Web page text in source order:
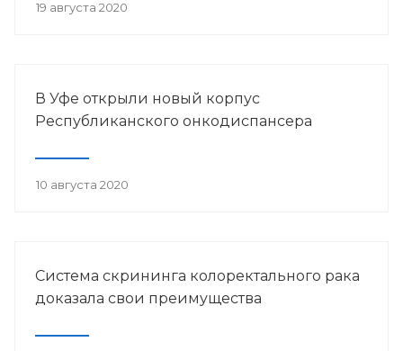
19 августа 2020
В Уфе открыли новый корпус
Республиканского онкодиспансера
10 августа 2020
Система скрининга колоректального рака
доказала свои преимущества